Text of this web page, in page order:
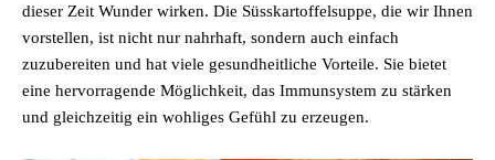
dieser Zeit Wunder wirken. Die Süsskartoffelsuppe, die wir Ihnen
vorstellen, ist nicht nur nahrhaft, sondern auch einfach
zuzubereiten und hat viele gesundheitliche Vorteile. Sie bietet
eine hervorragende Möglichkeit, das Immunsystem zu stärken
und gleichzeitig ein wohliges Gefühl zu erzeugen.